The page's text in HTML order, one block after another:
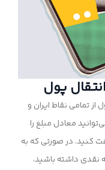
پول
تمامی نقاط ایران و
معادل مبلغ را
کنید. در صورتی که به
نقدی داشته باشید،